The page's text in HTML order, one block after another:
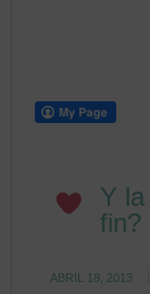
Y
fin?
ABRIL 18, 2013